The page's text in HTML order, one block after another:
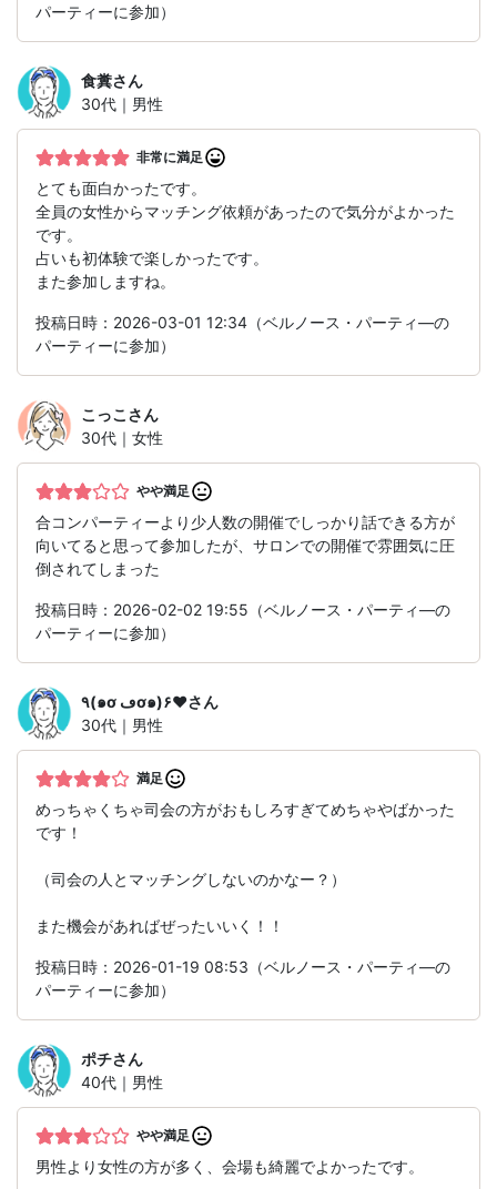
パーティーに参加）
食糞さん
30代｜男性
非常に満足
とても面白かったです。
全員の女性からマッチング依頼があったので気分がよかった
です。
占いも初体験で楽しかったです。
また参加しますね。
投稿日時：2026-03-01 12:34（ベルノース・パーティ―の
パーティーに参加）
こっこ さん
30代｜女性
やや満足
合コンパーティーより少人数の開催でしっかり話できる方が
向いてると思って参加したが、サロンでの開催で雰囲気に圧
倒されてしまった
投稿日時：2026-02-02 19:55（ベルノース・パーティ―の
パーティーに参加）
٩(๑ơ ڡơ๑)۶♥さん
30代｜男性
満足
めっちゃくちゃ司会の方がおもしろすぎてめちゃやばかった
です！
（司会の人とマッチングしないのかなー？）
また機会があればぜったいいく！！
投稿日時：2026-01-19 08:53（ベルノース・パーティ―の
パーティーに参加）
ポチさん
40代｜男性
やや満足
男性より女性の方が多く、会場も綺麗でよかったです。